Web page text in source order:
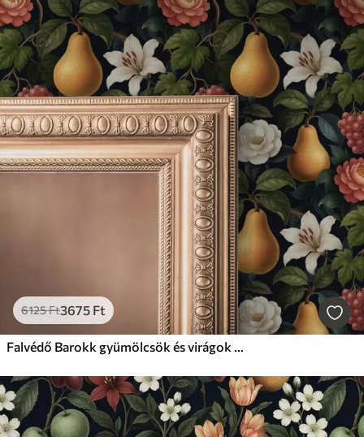
6125Ft3675 Ft
Falvédő Barokk gyümölcsök és virágok drámai sötét háttéren